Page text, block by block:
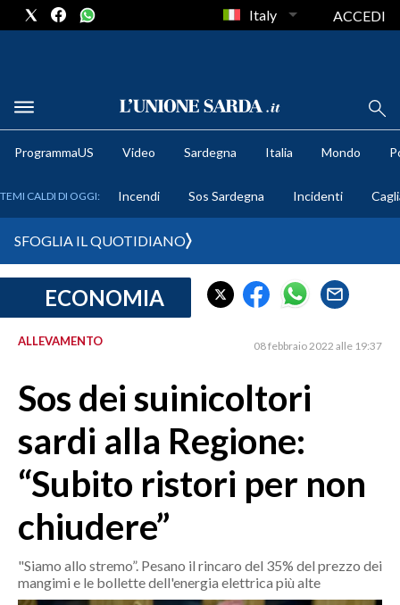
METEO
CRONACA SARDEGNA
MEDIO CAMPIDANO
ORISTANO E PROVINCIA
GALLURA
NUORO E PROVINCIA
OGLIASTRA
AGENDA
Italy ACCEDI
ProgrammaUS Video Sardegna Italia Mondo
TEMI CALDI DI OGGI: Incendi Sos Sardegna Incidenti
SFOGLIA IL QUOTIDIANO
ECONOMIA
ALLEVAMENTO 08 febbraio 2022 alle 19:37
Sos dei suinicoltori
sardi alla Regione:
“Subito ristori per non
chiudere”
"Siamo allo stremo”. Pesano il rincaro del 35% del prezzo dei
mangimi e le bollette dell'energia elettrica più alte